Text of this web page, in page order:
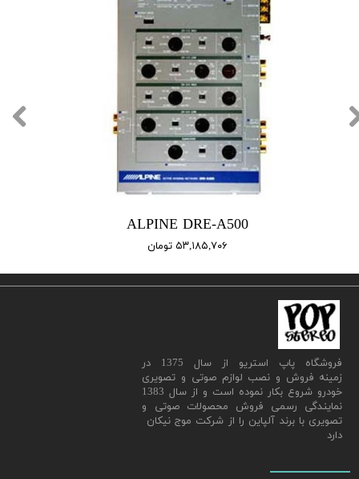
ALPINE DRE-A500
۵۳,۱۸۵,۷۰۶ تومان
​فروشگاه پاپ استریو از سال 1375 در
زمینه فروش و نصب لوازم صوتی و تصویری
خودرو شروع بکار نموده است و از سال 1383
نمایندگی رسمی فروش محصولات صوتی و
تصویری با برند آلپاین را از شرکت موج نیکان
دارد